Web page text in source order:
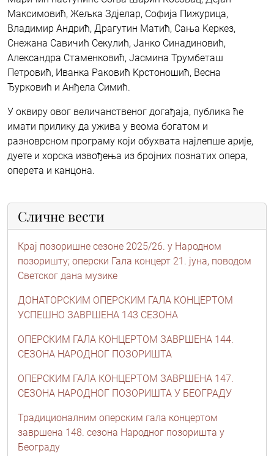
Максимовић, Жељка Здјелар, Софија Пижурица,
Владимир Андрић, Драгутин Матић, Сања Kеркез,
Снежана Савичић Секулић, Јанко Синадиновић,
Александра Стаменковић, Јасмина Трумбеташ
Петровић, Иванка Раковић Kрстоношић, Весна
Ђурковић и Анђела Симић.
У оквиру овог величанственог догађаја, публика ће
имати прилику да ужива у веома богатом и
разноврсном програму који обухвата најлепше арије,
дуете и хорска извођења из бројних познатих опера,
оперета и канцона.
Сличне вести
Крај позоришне сезоне 2025/26. у Народном
позоришту; oперски Гала концерт 21. јуна, поводом
Светског дана музике
ДОНАТОРСКИМ ОПЕРСКИМ ГАЛА КОНЦЕРТОМ
УСПЕШНО ЗАВРШЕНА 143 СЕЗОНА
ОПЕРСКИМ ГАЛА КОНЦЕРТОМ ЗАВРШЕНА 144.
СЕЗОНА НАРОДНОГ ПОЗОРИШТА
ОПЕРСКИМ ГАЛА КОНЦЕРТОМ ЗАВРШЕНА 147.
СЕЗОНА НАРОДНОГ ПОЗОРИШТА У БЕОГРАДУ
Традиционалним оперским гала концертом
завршена 148. сезона Народног позоришта у
Београду